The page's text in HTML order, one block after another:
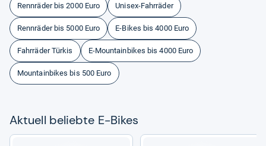
Rennräder bis 2000 Euro Unisex-Fahrräder
Rennräder bis 5000 Euro E-Bikes bis 4000 Euro
Fahrräder Türkis E-Mountainbikes bis 4000 Euro
Mountainbikes bis 500 Euro
Aktu­ell beliebte E-​Bikes